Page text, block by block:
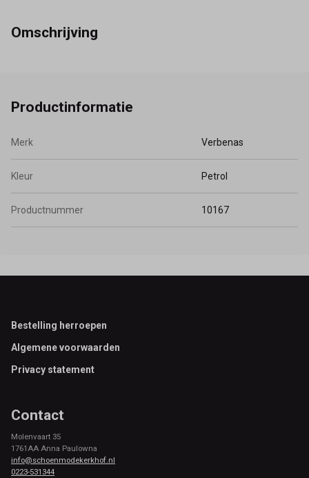
Omschrijving
Productinformatie
Merk Verbenas
Kleur Petrol
Productnummer 10167
Footer
Bestelling herroepen
Algemene voorwaarden
Privacy statement
Contact
Molenvaart 35
1761AA Anna Paulowna
info@schoenmodekerkhof.nl
0223-531344